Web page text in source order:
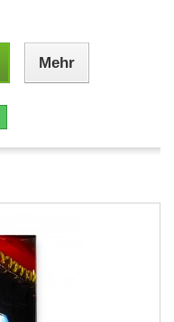
Mehr